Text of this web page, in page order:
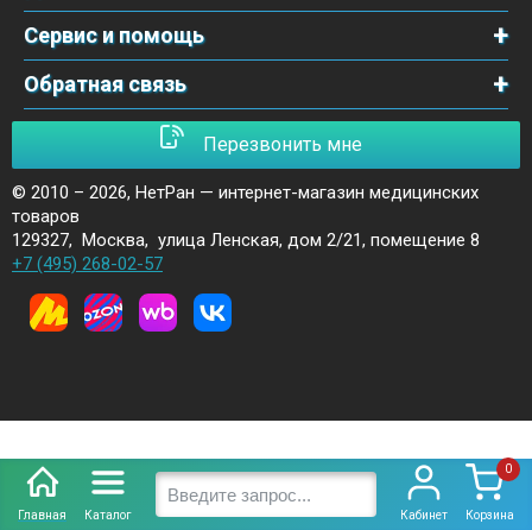
Главная Каталог Кабинет
0
Корзина
Сервис и помощь
Обратная связь
Перезвонить мне
© 2010 – 2026, НетРан — интернет-магазин медицинских
товаров
129327, Москва, улица Ленская, дом 2/21, помещение 8
+7 (495) 268-02-57